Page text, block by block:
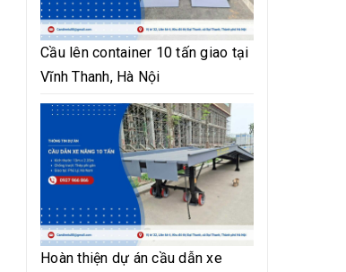
Cầu lên container 10 tấn giao tại
Vĩnh Thanh, Hà Nội
Hoàn thiện dự án cầu dẫn xe